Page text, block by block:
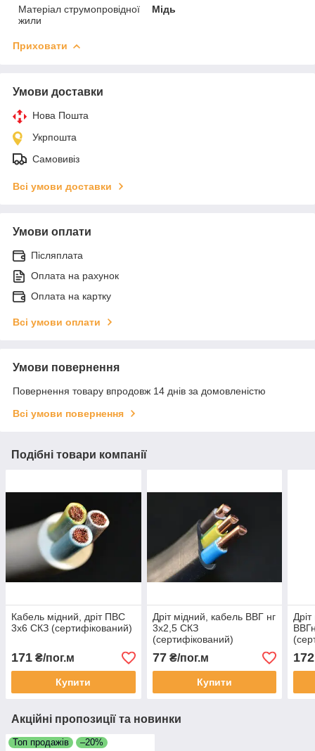
Матеріал струмопровідної
жили
Мідь
Приховати
Умови доставки
Нова Пошта
Укрпошта
Самовивіз
Всі умови доставки
Умови оплати
Післяплата
Оплата на рахунок
Оплата на картку
Всі умови оплати
Умови повернення
Повернення товару впродовж 14 днів за домовленістю
Всі умови повернення
Подібні товари компанії
Кабель мідний, дріт ПВС
3х6 СКЗ (сертифікований)
171 ₴/пог.м
Купити
Дріт мідний, кабель ВВГ нг
3х2,5 СКЗ
(сертифікований)
77₴/пог.м
Купити
172
Акційні пропозиції та новинки
Топ продажів –20%